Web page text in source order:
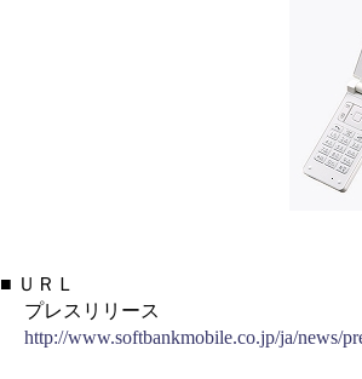
■ ＵＲＬ
プレスリリース
http://www.softbankmobile.co.jp/ja/news/